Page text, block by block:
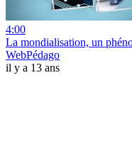
4:00
La mondialisation, un
WebPédago
il y a 13 ans